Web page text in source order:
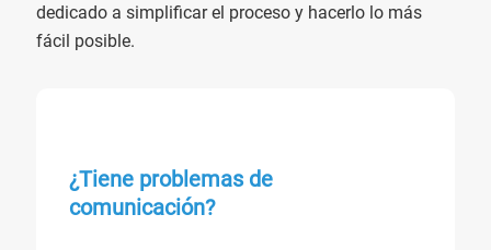
dedicado a simplificar el proceso y hacerlo lo más
fácil posible.
¿Tiene problemas de
comunicación?